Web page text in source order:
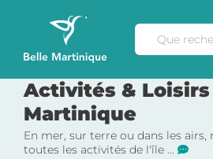
Activités & Loisirs
Martinique
En mer, sur terre ou dans les airs,
toutes les activités de l'île ...